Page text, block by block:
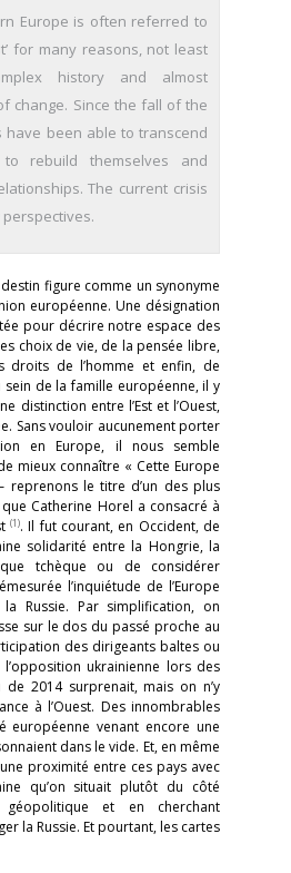
Europe is often referred to
for many reasons, not least
history and almost
change. Since the fall of the
have been able to transcend
rebuild themselves and
The current crisis
figure comme un synonyme
européenne. Une désignation
pour décrire notre espace des
choix de vie, de la pensée libre,
droits de l’homme et enfin, de
sein de la famille européenne, il y
distinction entre l’Est et l’Ouest,
Sans vouloir aucunement porter
en Europe, il nous semble
mieux connaître « Cette Europe
reprenons le titre d’un des plus
Catherine Horel a consacré à
(1). Il fut courant, en Occident, de
solidarité entre la Hongrie, la
tchèque ou de considérer
l’inquiétude de l’Europe
la Russie. Par simplification, on
sur le dos du passé proche au
des dirigeants baltes ou
ukrainienne lors des
2014 surprenait, mais on n’y
à l’Ouest. Des innombrables
européenne venant encore une
dans le vide. Et, en même
proximité entre ces pays avec
qu’on situait plutôt du côté
et en cherchant
la Russie. Et pourtant, les cartes